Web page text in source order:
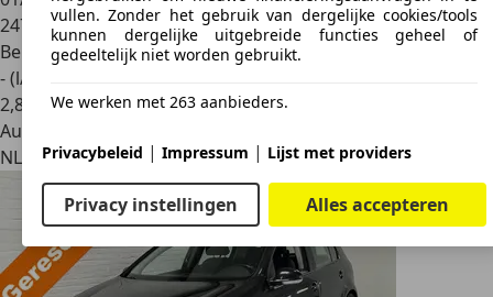
247.976 km
Benzine
- (l/100 km)
2,8
Autobedrijf
NL 8304 AWEmmeloord
vullen. Zonder het gebruik van dergelijke cookies/tools
kunnen dergelijke uitgebreide functies geheel of
gedeeltelijk niet worden gebruikt.
We werken met 263 aanbieders.
Privacybeleid | Impressum | Lijst met providers
Privacy instellingen Alles accepteren